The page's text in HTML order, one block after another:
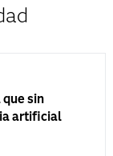
sin
artificial